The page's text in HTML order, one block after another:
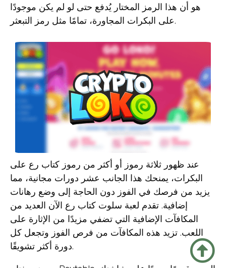
هو أن هذا الرمز المختار يُدفع حتى لو لم يكن موجودًا
على البكرات المجاورة، تمامًا مثل رمز التبعثر.
عند ظهور ثلاثة رموز أو أكثر من رموز كتاب رع على
البكرات، يمنحك هذا الجانب عشر دورات مجانية، مما
يزيد من فرصك في الفوز دون الحاجة إلى وضع رهانات
إضافية. تقدم لعبة سلوت كتاب رع الآن العديد من
المكافآت الإضافية التي تضفي مزيدًا من الإثارة على
اللعب. تزيد هذه المكافآت من فرص الفوز وتجعل كل
دورة أكثر تشويقًا.